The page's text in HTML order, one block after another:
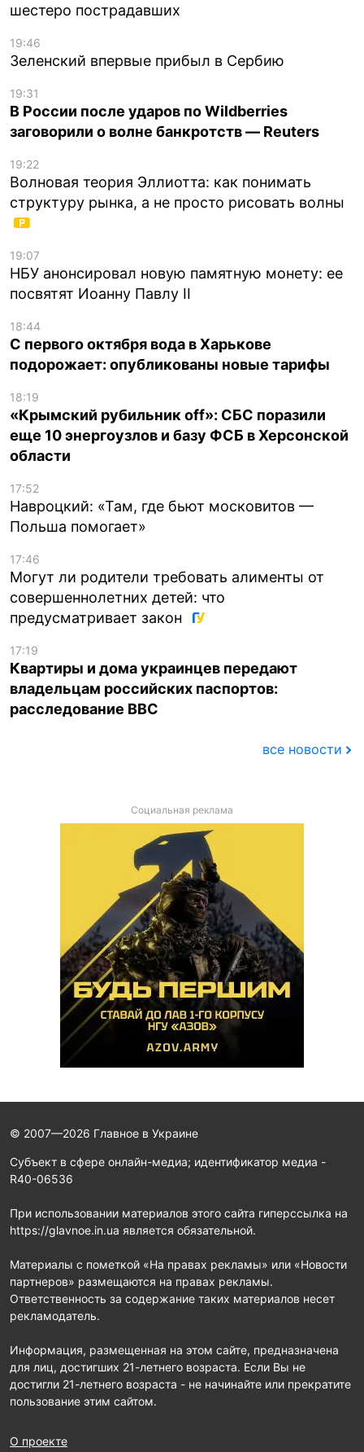
шестеро пострадавших
19:46
Зеленский впервые прибыл в Сербию
19:31
В России после ударов по Wildberries
заговорили о волне банкротств — Reuters
19:22
Волновая теория Эллиотта: как понимать
структуру рынка, а не просто рисовать волны
19:07
НБУ анонсировал новую памятную монету: ее
посвятят Иоанну Павлу II
18:44
С первого октября вода в Харькове
подорожает: опубликованы новые тарифы
18:19
«Крымский рубильник off»: СБС поразили
еще 10 энергоузлов и базу ФСБ в Херсонской
области
17:52
Навроцкий: «Там, где бьют московитов —
Польша помогает»
17:46
Могут ли родители требовать алименты от
совершеннолетних детей: что
предусматривает закон
17:19
Квартиры и дома украинцев передают
владельцам российских паспортов:
расследование BBC
все новости
Социальная реклама
© 2007—2026 Главное в Украине
Субъект в сфере онлайн-медиа; идентификатор медиа -
R40-06536
При использовании материалов этого сайта гиперссылка на
https://glavnoe.in.ua является обязательной.
Материалы с пометкой «На правах рекламы» или «Новости
партнеров» размещаются на правах рекламы.
Ответственность за содержание таких материалов несет
рекламодатель.
Информация, размещенная на этом сайте, предназначена
для лиц, достигших 21-летнего возраста. Если Вы не
достигли 21-летнего возраста - не начинайте или прекратите
пользование этим сайтом.
О проекте